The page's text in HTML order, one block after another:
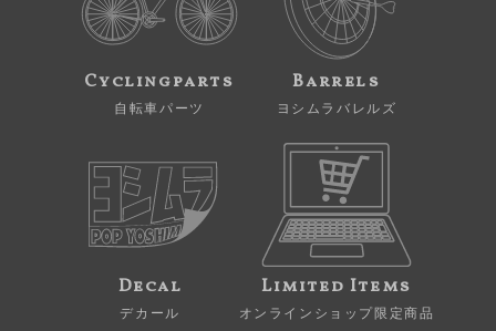
Cyclingparts
自転車パーツ
Barrels
ヨシムラバレルズ
Decal
デカール
Limited Items
オンラインショップ限定商品